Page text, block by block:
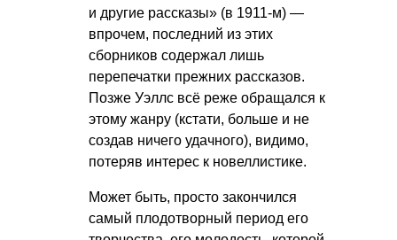
и другие рассказы» (в 1911-м) —
впрочем, последний из этих
сборников содержал лишь
перепечатки прежних рассказов.
Позже Уэллс всё реже обращался к
этому жанру (кстати, больше и не
создав ничего удачного), видимо,
потеряв интерес к новеллистике.
Может быть, просто закончился
самый плодотворный период его